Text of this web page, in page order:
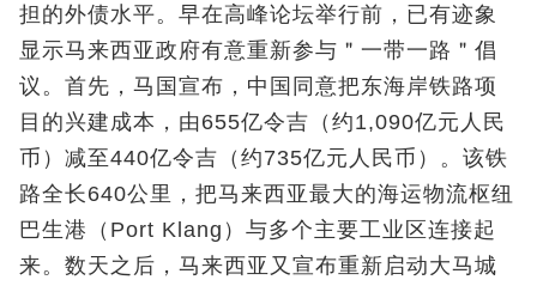
担的外债水平。早在高峰论坛举行前，已有迹象
显示马来西亚政府有意重新参与＂一带一路＂倡
议。首先，马国宣布，中国同意把东海岸铁路项
目的兴建成本，由655亿令吉（约1,090亿元人民
币）减至440亿令吉（约735亿元人民币）。该铁
路全长640公里，把马来西亚最大的海运物流枢纽
巴生港（Port Klang）与多个主要工业区连接起
来。数天之后，马来西亚又宣布重新启动大马城